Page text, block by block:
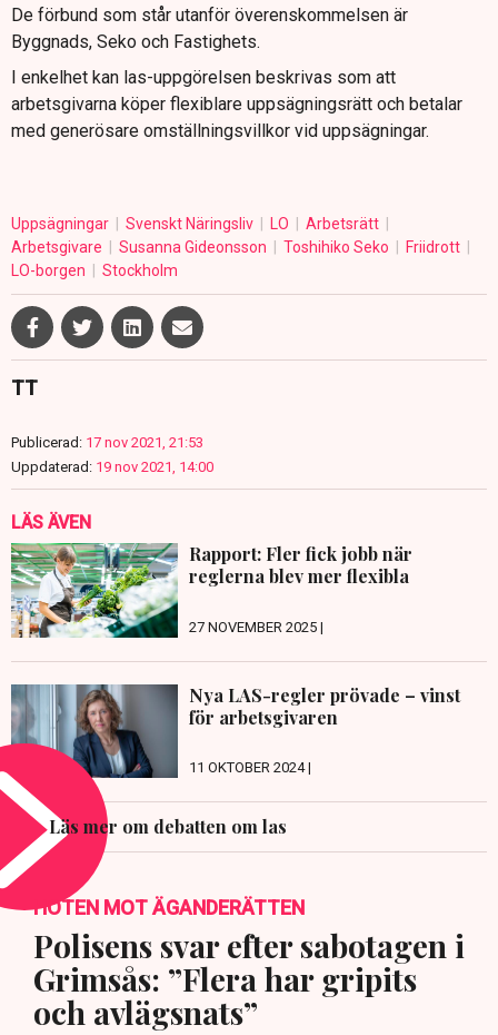
De förbund som står utanför överenskommelsen är
Byggnads, Seko och Fastighets.
I enkelhet kan las-uppgörelsen beskrivas som att
arbetsgivarna köper flexiblare uppsägningsrätt och betalar
med generösare omställningsvillkor vid uppsägningar.
Uppsägningar Svenskt Näringsliv LO
Arbetsrätt
Arbetsgivare
Susanna Gideonsson Toshihiko Seko
Friidrott
LO-borgen
Stockholm
TT
Publicerad: 17 nov 2021, 21:53
Uppdaterad: 19 nov 2021, 14:00
LÄS ÄVEN
Rapport: Fler fick jobb när
reglerna blev mer flexibla
27 NOVEMBER 2025 |
Nya LAS-regler prövade – vinst
för arbetsgivaren
11 OKTOBER 2024 |
Läs mer om debatten om las
HOTEN MOT ÄGANDERÄTTEN
Polisens svar efter sabotagen i
Grimsås: ”Flera har gripits
och avlägsnats”